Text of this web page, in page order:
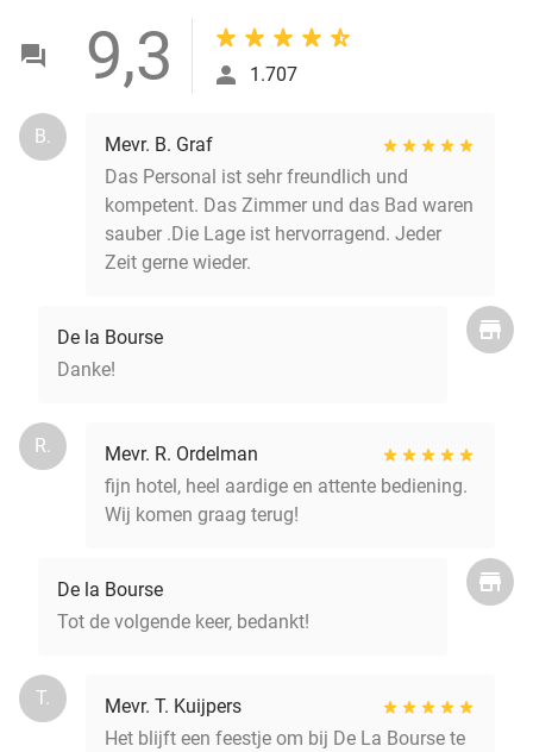
9,3 1.707
B.
Mevr. B. Graf
Das Personal ist sehr freundlich und
kompetent. Das Zimmer und das Bad waren
sauber .Die Lage ist hervorragend. Jeder
Zeit gerne wieder.
De la Bourse
Danke!
R.
Mevr. R. Ordelman
fijn hotel, heel aardige en attente bediening.
Wij komen graag terug!
De la Bourse
Tot de volgende keer, bedankt!
T.
Mevr. T. Kuijpers
Het blijft een feestje om bij De La Bourse te